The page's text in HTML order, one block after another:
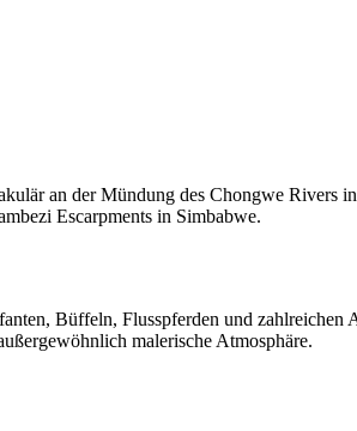
an der Mündung des Chongwe Rivers
Escarpments in Simbabwe.
Büffeln, Flusspferden und
malerische Atmosphäre.